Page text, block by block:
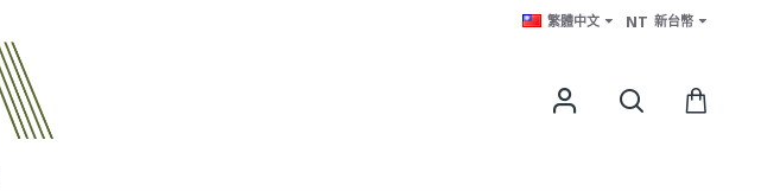
繁體中文 NT 新台幣